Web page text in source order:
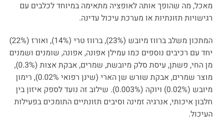
מאכל, מה שהופך אותה לאופציה מתאימה במיוחד לכלבים עם
רגישויות תזונתיות או מערכת עיכול עדינה.
המתכון משלב ברווז מיובש (23%), ברווז טרי (14%), ואורז (22%)
יחד עם רכיבים נוספים כמו עמילן אפונה, אפונה, שומנים ושמנים
מן החי, פשתן, עיסת סלק מיובשת, שמרים, אבקת אצות (0.3%),
מוצר שמרים, אבקת שורש שן הארי (שינן רפואי 0.02%), רימון
מיובש (0.02%) ויוקה (0.003%). שילוב זה נועד לספק איזון בין
חלבון איכותי, אנרגיה זמינה וסיבים תזונתיים התומכים בפעילות
העיכול.